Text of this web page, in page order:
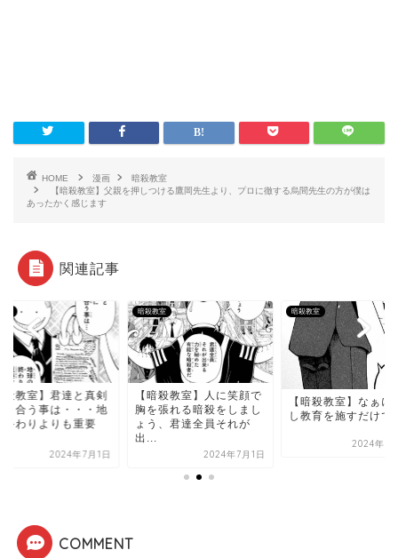
HOME 漫画
暗殺教室
【暗殺教室】父親を押しつける鷹岡先生より、プロに徹する烏間先生の方が僕は
あったかく感じます
関連記事
殺教室】君達と真剣
き合う事は・・・地
終わりよりも重要
2024年7月1日
暗殺教室
【暗殺教室】人に笑顔で
胸を張れる暗殺をしまし
ょう、君達全員それが
出...
2024年7月1日
暗殺教室
【暗殺教室】なぁに
し教育を施すだけで
2024年7
COMMENT